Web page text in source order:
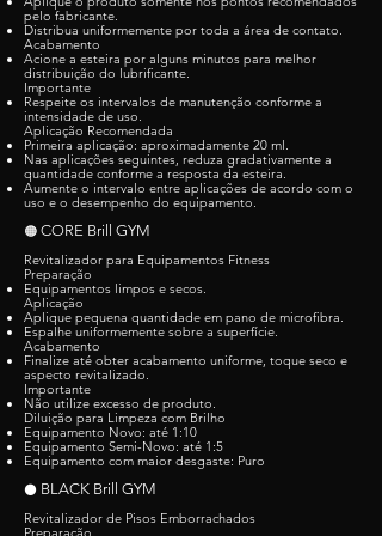
pelo fabricante.
Distribua uniformemente por toda a área de contato.
Acabamento
Acione a esteira por alguns minutos para melhor
distribuição do lubrificante.
Importante
Respeite os intervalos de manutenção conforme a
intensidade de uso.
Aplicação Recomendada
Primeira aplicação: aproximadamente 20 ml.
Nas aplicações seguintes, reduza gradativamente a
quantidade conforme a resposta da esteira.
Aumente o intervalo entre aplicações de acordo com o
uso e o desempenho do equipamento.
🟠 CORE Brill GYM
Revitalizador para Equipamentos Fitness
Preparação
Equipamentos limpos e secos.
Aplicação
Aplique pequena quantidade em pano de microfibra.
Espalhe uniformemente sobre a superfície.
Acabamento
Finalize até obter acabamento uniforme, toque seco e
aspecto revitalizado.
Importante
Não utilize excesso de produto.
Diluição para Limpeza com Brilho
Equipamento Novo: até 1:10
Equipamento Semi-Novo: até 1:5
Equipamento com maior desgaste: Puro
⚫ BLACK Brill GYM
Revitalizador de Pisos Emborrachados
Preparação